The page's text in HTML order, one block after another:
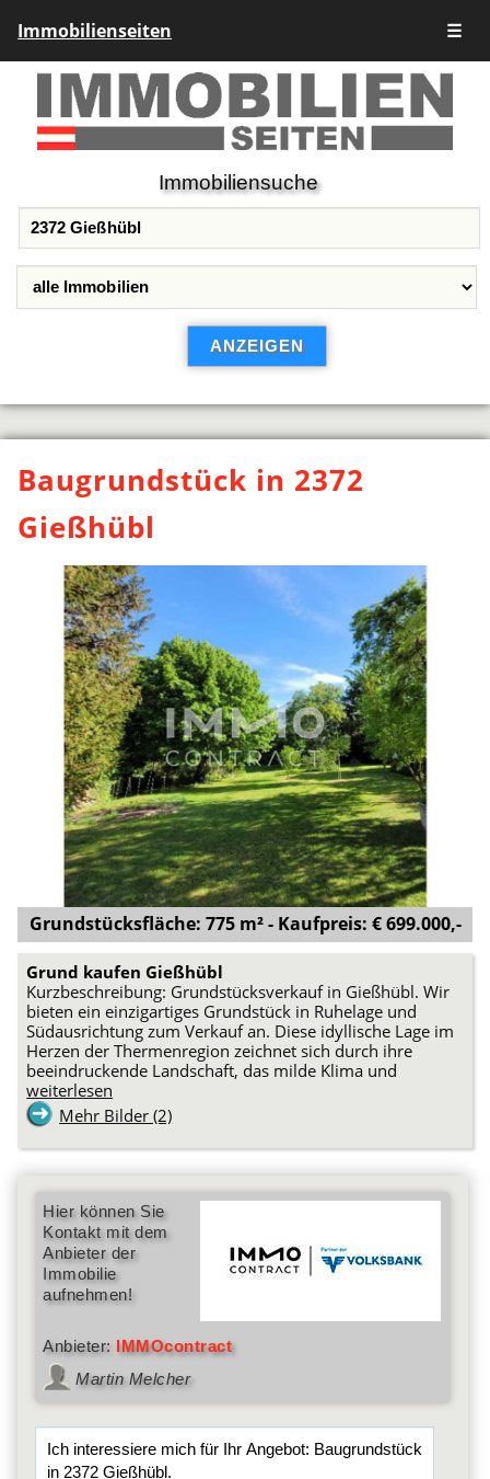
Immobilienseiten ☰
Immobiliensuche
Baugrundstück in 2372
Gießhübl
Grundstücksfläche: 775 m² - Kaufpreis: € 699.000,-
Grund kaufen Gießhübl
Kurzbeschreibung: Grundstücksverkauf in Gießhübl. Wir
bieten ein einzigartiges Grundstück in Ruhelage und
Südausrichtung zum Verkauf an. Diese idyllische Lage im
Herzen der Thermenregion zeichnet sich durch ihre
beeindruckende Landschaft, das milde Klima und
weiterlesen
Mehr Bilder (2)
Hier können Sie
Kontakt mit dem
Anbieter der
Immobilie
aufnehmen!
Anbieter: IMMOcontract
Martin Melcher